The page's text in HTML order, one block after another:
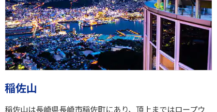
稲佐山
稲佐山は長崎県長崎市稲佐町にあり、頂上まではロープウ